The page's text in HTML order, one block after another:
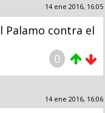
14 ene 2016, 16:05
Palamo contra el
0
14 ene 2016, 16:06